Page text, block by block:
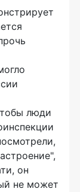
люди
он
не может